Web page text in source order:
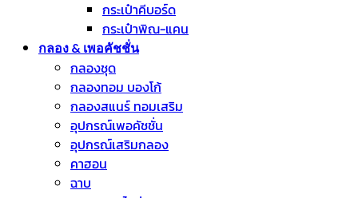
กระเป๋าคีบอร์ด
กระเป๋าพิณ-แคน
กลอง & เพอคัชชั่น
กลองชุด
กลองทอม บองโก้
กลองสแนร์ ทอมเสริม
อุปกรณ์เพอคัชชั่น
อุปกรณ์เสริมกลอง
คาฮอน
ฉาบ